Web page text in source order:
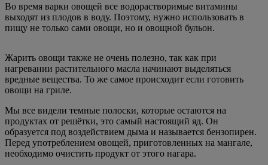
Во время варки овощей все водорастворимые витамины
выходят из плодов в воду. Поэтому, нужно использовать в
пищу не только сами овощи, но и овощной бульон.
Жарить овощи также не очень полезно, так как при
нагревании растительного масла начинают выделяться
вредные вещества. То же самое происходит если готовить
овощи на гриле.
Мы все видели темные полоски, которые остаются на
продуктах от решётки, это самый настоящий яд. Он
образуется под воздействием дыма и называется бензопирен.
Перед употреблением овощей, приготовленных на мангале,
необходимо очистить продукт от этого нагара.